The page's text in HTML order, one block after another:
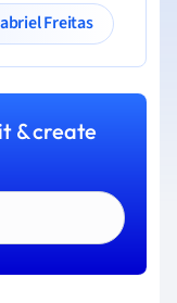
Freitas
& create